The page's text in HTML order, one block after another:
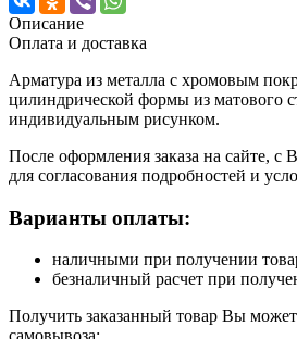
Описание
Оплата и доставка
Арматура из металла с хромовым
цилиндрической формы из матового
индивидуальным рисунком.
После оформления заказа на сайте, с
для согласования подробностей и
Варианты оплаты:
наличными при получении
безналичный расчет при
Получить заказанный товар Вы